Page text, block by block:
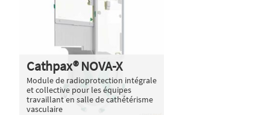
Cathpax® NOVA-X
Module de radioprotection intégrale
et collective pour les équipes
travaillant en salle de cathétérisme
vasculaire